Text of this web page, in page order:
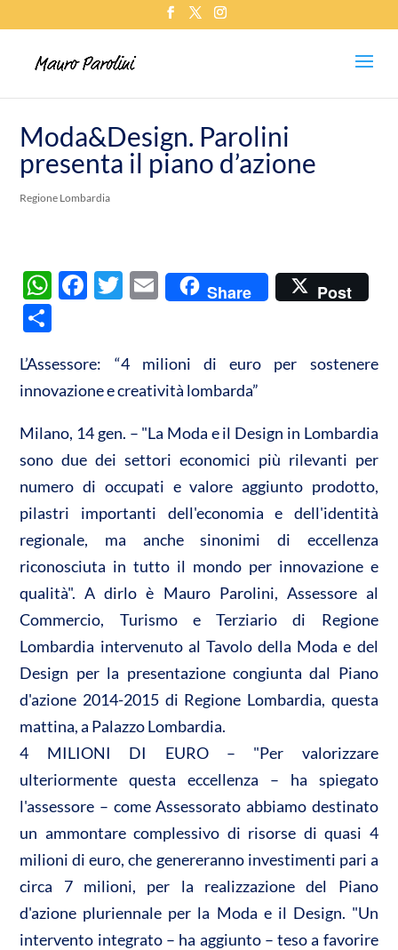
Moda&Design. Parolini
presenta il piano d’azione
Regione Lombardia
W
s
A
p
p
F
b
o
o
k
T
er
E
Share Post
n
di
vi
di
L’Assessore: “4 milioni di euro per sostenere
innovazione e creatività lombarda”
Milano, 14 gen. – "La Moda e il Design in Lombardia
sono due dei settori economici più rilevanti per
numero di occupati e valore aggiunto prodotto,
pilastri importanti dell'economia e dell'identità
regionale, ma anche sinonimi di eccellenza
riconosciuta in tutto il mondo per innovazione e
qualità". A dirlo è Mauro Parolini, Assessore al
Commercio, Turismo e Terziario di Regione
Lombardia intervenuto al Tavolo della Moda e del
Design per la presentazione congiunta dal Piano
d'azione 2014-2015 di Regione Lombardia, questa
mattina, a Palazzo Lombardia.
4 MILIONI DI EURO – "Per valorizzare
ulteriormente questa eccellenza – ha spiegato
l'assessore – come Assessorato abbiamo destinato
un ammontare complessivo di risorse di quasi 4
milioni di euro, che genereranno investimenti pari a
circa 7 milioni, per la realizzazione del Piano
d'azione pluriennale per la Moda e il Design. "Un
intervento integrato – ha aggiunto – teso a favorire